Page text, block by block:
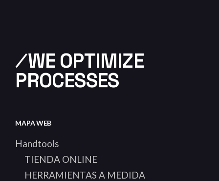
⁄WE OPTIMIZE
PROCESSES
MAPA WEB
Handtools
TIENDA ONLINE
HERRAMIENTAS A MEDIDA